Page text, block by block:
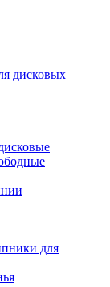
дисковых
для